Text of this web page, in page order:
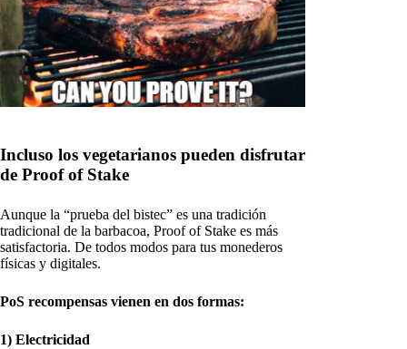
Incluso los vegetarianos pueden disfrutar
de Proof of Stake
Aunque la “prueba del bistec” es una tradición
tradicional de la barbacoa, Proof of Stake es más
satisfactoria. De todos modos para tus monederos
físicas y digitales.
PoS recompensas vienen en dos formas:
1) Electricidad